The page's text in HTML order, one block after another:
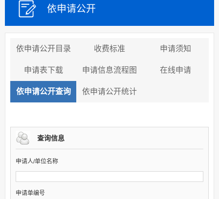
依申请公开
依申请公开目录 收费标准 申请须知
申请表下载 申请信息流程图 在线申请
依申请公开查询 依申请公开统计
查询信息
申请人/单位名称
申请单编号